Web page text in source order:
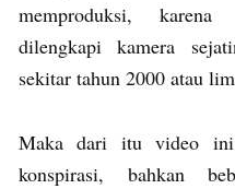
memproduksi,
dilengkapi kamera
sekitar tahun 2000 atau
Maka dari itu video ini
konspirasi, bahkan